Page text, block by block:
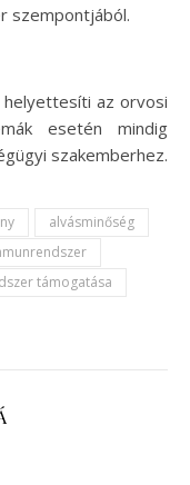
szempontjából.
az orvosi
esetén mindig
szakemberhez.
alvásminőség
támogatása